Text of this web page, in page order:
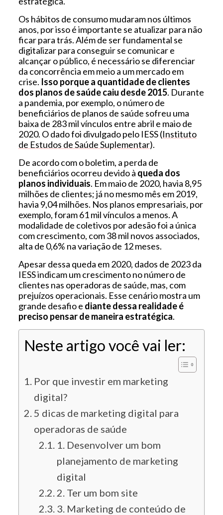
Os hábitos de consumo mudaram nos últimos
anos, por isso é importante se atualizar para não
ficar para trás. Além de ser fundamental se
digitalizar para conseguir se comunicar e
alcançar o público, é necessário se diferenciar
da concorrência em meio a um mercado em
crise. Isso porque a quantidade de clientes
dos planos de saúde caiu desde 2015. Durante
a pandemia, por exemplo, o número de
beneficiários de planos de saúde sofreu uma
baixa de 283 mil vínculos entre abril e maio de
2020. O dado foi divulgado pelo IESS (Instituto
de Estudos de Saúde Suplementar).
De acordo com o boletim, a perda de
beneficiários ocorreu devido à queda dos
planos individuais. Em maio de 2020, havia 8,95
milhões de clientes; já no mesmo mês em 2019,
havia 9,04 milhões. Nos planos empresariais, por
exemplo, foram 61 mil vínculos a menos. A
modalidade de coletivos por adesão foi a única
com crescimento, com 38 mil novos associados,
alta de 0,6% na variação de 12 meses.
Apesar dessa queda em 2020, dados de 2023 da
IESS indicam um crescimento no número de
clientes nas operadoras de saúde, mas, com
prejuízos operacionais. Esse cenário mostra um
grande desafio e diante dessa realidade é
preciso pensar de maneira estratégica.
Neste artigo você vai ler:
Por que investir em marketing
digital?
5 dicas de marketing digital para
operadoras de saúde
1. Desenvolver um bom
planejamento de marketing
digital
2. Ter um bom site
3. Marketing de conteúdo de